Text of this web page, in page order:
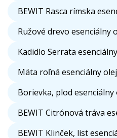
BEWIT Rasca rímska
Ružové drevo esenciálny
Kadidlo Serrata
Mäta roľná esenciálny olej
Borievka, plod esenciálny
BEWIT Citrónová tráva
BEWIT Klinček, list